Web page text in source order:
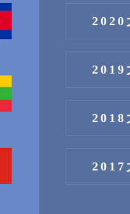
2020
2019
2018
2017